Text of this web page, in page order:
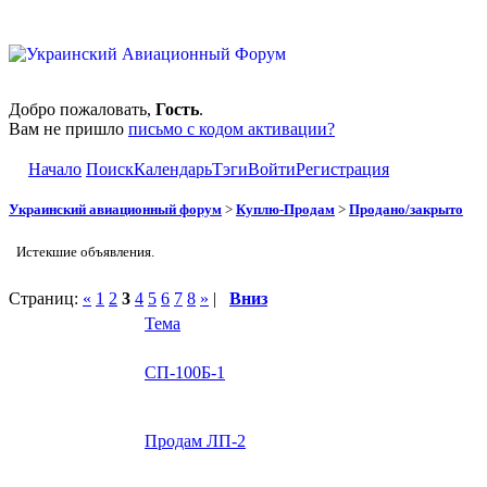
Добро пожаловать, Гость.
Вам не пришло письмо с кодом активации?
Начало ПоискКалендарьТэгиВойтиРегистрация
Украинский авиационный форум > Куплю-Продам > Продано/закрыто
Истекшие объявления.
Страниц: « 1 2 3 4 5 6 7 8 » | Вниз
Тема
СП-100Б-1
Продам ЛП-2